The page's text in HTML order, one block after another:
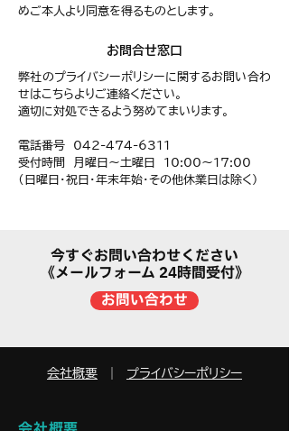
めご本人より同意を得るものとします。
お問合せ窓口
弊社のプライバシーポリシーに関するお問い合わ
せはこちらよりご連絡ください。
適切に対処できるよう努めてまいります。
電話番号 042-474-6311
受付時間 月曜日〜土曜日 10:00〜17:00
（日曜日・祝日・年末年始・その他休業日は除く）
今すぐお問い合わせください
《メールフォーム 24時間受付》
お問い合わせ
会社概要 プライバシーポリシー